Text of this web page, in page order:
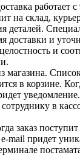
работает
на склад,
деталей.
доставки и
и
магазина.
в корзине.
сотруднику в
заказ
mail придет